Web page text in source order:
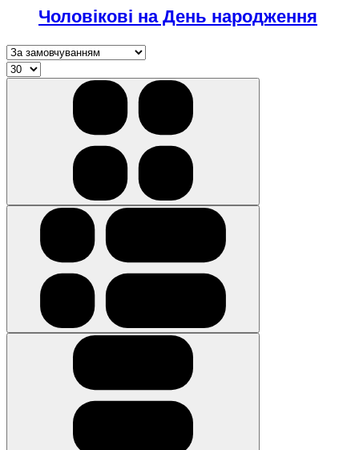
Чоловікові на День народження